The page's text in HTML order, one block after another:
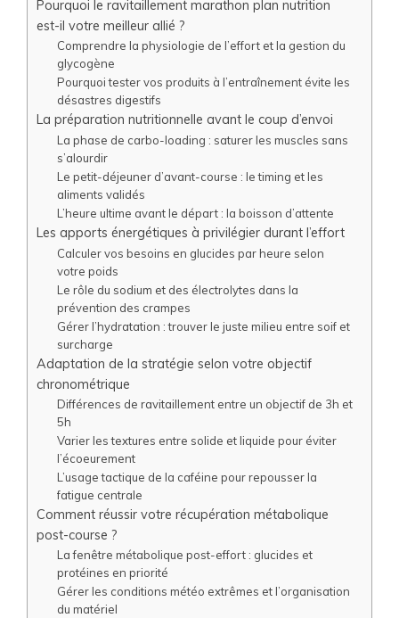
Pourquoi le ravitaillement marathon plan nutrition
est-il votre meilleur allié ?
Comprendre la physiologie de l’effort et la gestion du
glycogène
Pourquoi tester vos produits à l’entraînement évite les
désastres digestifs
La préparation nutritionnelle avant le coup d’envoi
La phase de carbo-loading : saturer les muscles sans
s’alourdir
Le petit-déjeuner d’avant-course : le timing et les
aliments validés
L’heure ultime avant le départ : la boisson d’attente
Les apports énergétiques à privilégier durant l’effort
Calculer vos besoins en glucides par heure selon
votre poids
Le rôle du sodium et des électrolytes dans la
prévention des crampes
Gérer l’hydratation : trouver le juste milieu entre soif et
surcharge
Adaptation de la stratégie selon votre objectif
chronométrique
Différences de ravitaillement entre un objectif de 3h et
5h
Varier les textures entre solide et liquide pour éviter
l’écoeurement
L’usage tactique de la caféine pour repousser la
fatigue centrale
Comment réussir votre récupération métabolique
post-course ?
La fenêtre métabolique post-effort : glucides et
protéines en priorité
Gérer les conditions météo extrêmes et l’organisation
du matériel